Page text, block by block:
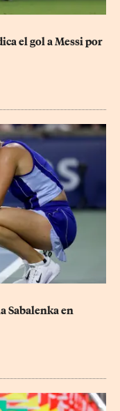
el gol a Messi por
Sabalenka en